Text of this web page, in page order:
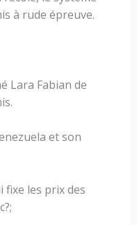
à rude épreuve.
Lara Fabian de
et son
fixe les prix des